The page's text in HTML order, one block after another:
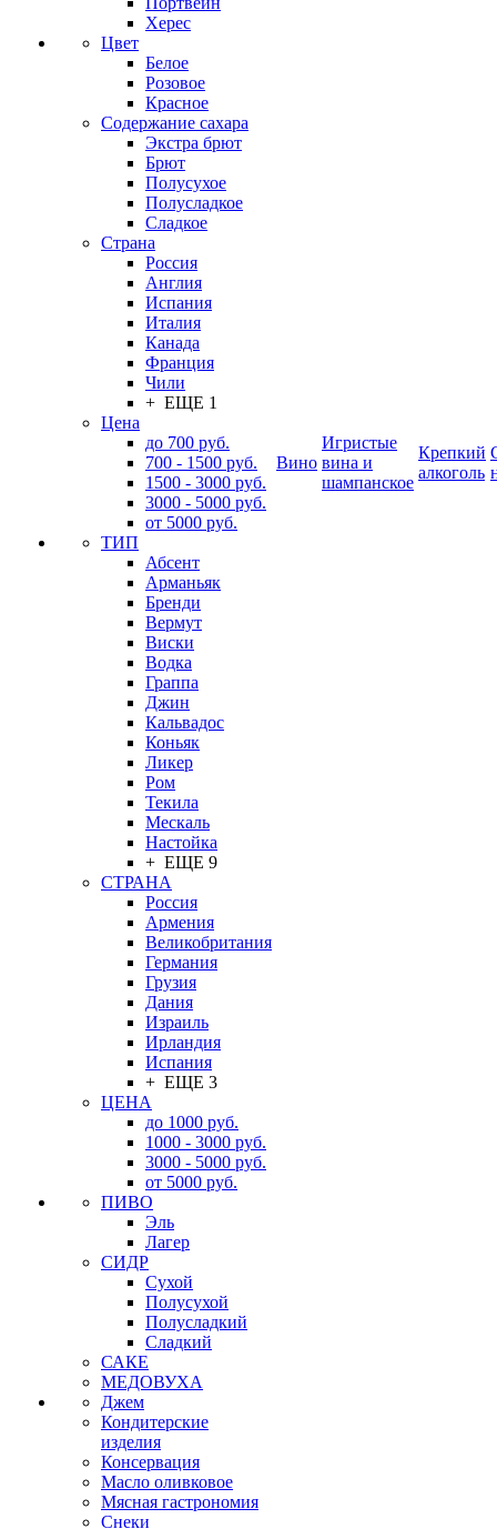
Херес
Цвет
Белое
Розовое
Красное
Содержание сахара
Экстра брют
Брют
Полусухое
Полусладкое
Сладкое
Страна
Россия
Англия
Испания
Италия
Канада
Франция
Чили
+ ЕЩЕ 1
Цена
до 700 руб.
700 - 1500 руб.
1500 - 3000 руб.
3000 - 5000 руб.
от 5000 руб.
ТИП
Абсент
Арманьяк
Бренди
Вермут
Виски
Водка
Граппа
Джин
Кальвадос
Коньяк
Ликер
Ром
Текила
Мескаль
Настойка
+ ЕЩЕ 9
СТРАНА
Россия
Армения
Великобритания
Германия
Грузия
Дания
Израиль
Ирландия
Испания
+ ЕЩЕ 3
ЦЕНА
до 1000 руб.
1000 - 3000 руб.
3000 - 5000 руб.
от 5000 руб.
ПИВО
Эль
Лагер
СИДР
Сухой
Полусухой
Полусладкий
Сладкий
САКЕ
МЕДОВУХА
Джем
Кондитерские
изделия
Консервация
Масло оливковое
Мясная гастрономия
Снеки
Вино
Игристые
вина и
шампанское
Крепкий
алкоголь